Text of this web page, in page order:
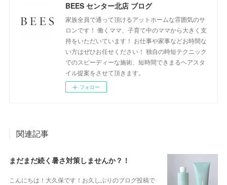
BEES センター北店 ブログ
家族全員で通って頂けるアットホームな雰囲気のサ
ロンです！ 働くママ、子育て中のママから大きく支
持をいただいています！ お仕事や家事などお時間な
い方はぜひお任せください！ 独自の時短テクニック
でのスピーディーな施術、短時間できまるヘアスタ
イル提案をさせて頂きます。
フォロー
関連記事
まだまだ続く暑さ対策しませんか？！
こんにちは！大久保です！お久しぶりのブログ投稿で